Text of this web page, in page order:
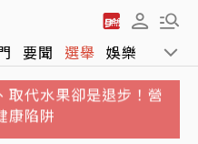
要聞 選舉 娛樂 運動
康陷阱
翁敗血性休克住加護病
丟